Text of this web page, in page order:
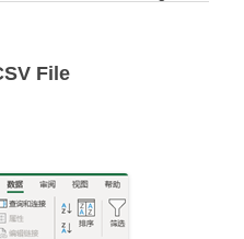
File